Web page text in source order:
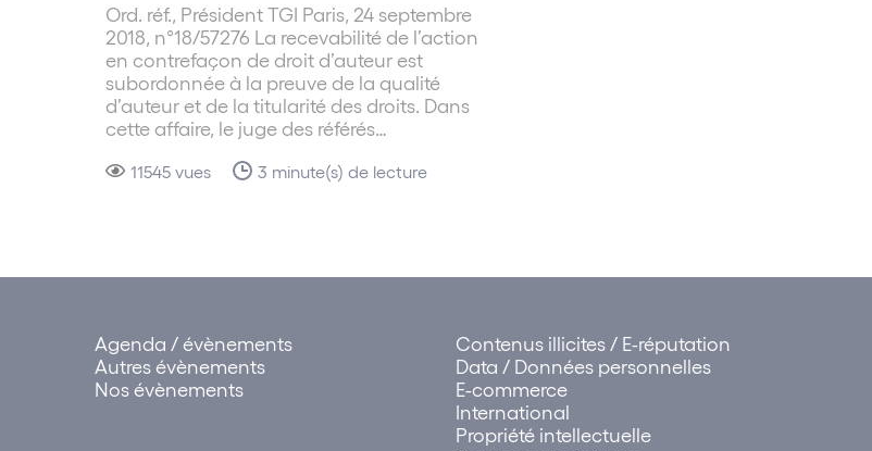
Ord. réf., Président TGI Paris, 24 septembre
2018, n°18/57276 La recevabilité de l’action
en contrefaçon de droit d’auteur est
subordonnée à la preuve de la qualité
d’auteur et de la titularité des droits. Dans
cette affaire, le juge des référés…
11545 vues 3 minute(s) de lecture
Agenda / évènements
Autres évènements
Nos évènements
Contenus illicites / E-réputation
Data / Données personnelles
E-commerce
International
Propriété intellectuelle